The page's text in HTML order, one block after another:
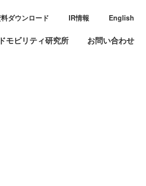
モビリティ研究所 お問い合わせ
ダウンロード IR情報 English